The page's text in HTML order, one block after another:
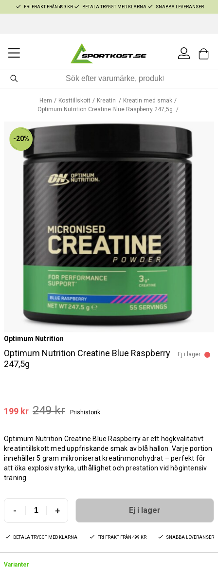
FRI FRAKT FRÅN 499 KR BETALA TRYGGT MED KLARNA SNABBA LEVERANSER
Hem Kosttillskott Kreatin
Kreatin med smak
Optimum Nutrition Creatine Blue Raspberry 247,5g
-20%
Optimum Nutrition
Optimum Nutrition Creatine Blue Raspberry
247,5g
Ej i lager
199 kr 249 kr Prishistorik
Optimum Nutrition Creatine Blue Raspberry är ett högkvalitativt
kreatintillskott med uppfriskande smak av blå hallon. Varje portion
innehåller 5 gram mikroniserat kreatinmonohydrat – perfekt för
att öka explosiv styrka, uthållighet och prestation vid högintensiv
träning.
- + Ej i lager
BETALA TRYGGT MED KLARNA FRI FRAKT FRÅN 499 KR SNABBA LEVERANSER
Varianter